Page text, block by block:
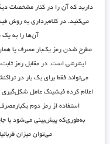
می‌کنید. در کلاه‌برداری به روش
آن‌ها را به
مطرح شدن رمز یک‌بار مصرف یا
اینترنتی است. در مقابل رمز
می‌تواند فقط برای یک بار در
اعلام کرده فیشینگ عامل
استفاده از رمز دوم
به‌طوری‌که پیش‌بینی می‌شود با
می‌توان میزان